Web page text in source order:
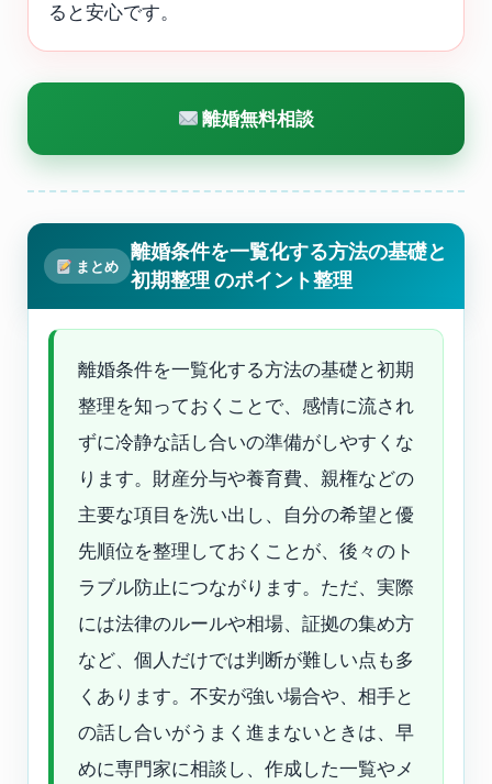
ると安心です。
離婚無料相談
まとめ
離婚条件を一覧化する方法の基礎と
初期整理 のポイント整理
離婚条件を一覧化する方法の基礎と初期
整理を知っておくことで、感情に流され
ずに冷静な話し合いの準備がしやすくな
ります。財産分与や養育費、親権などの
主要な項目を洗い出し、自分の希望と優
先順位を整理しておくことが、後々のト
ラブル防止につながります。ただ、実際
には法律のルールや相場、証拠の集め方
など、個人だけでは判断が難しい点も多
くあります。不安が強い場合や、相手と
の話し合いがうまく進まないときは、早
めに専門家に相談し、作成した一覧やメ